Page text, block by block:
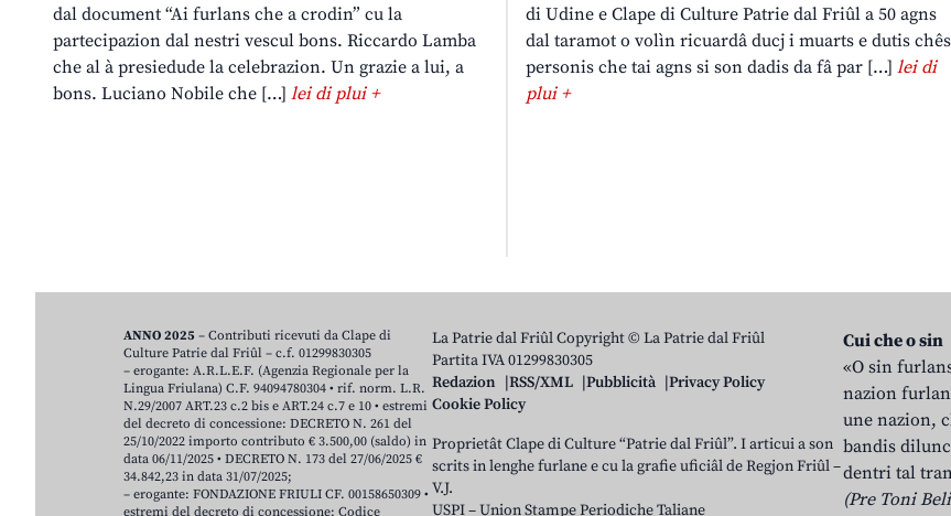
dal document “Ai furlans che a crodin” cu la
partecipazion dal nestri vescul bons. Riccardo Lamba
che al à presiedude la celebrazion. Un grazie a lui, a
bons. Luciano Nobile che […] lei di plui +
di Udine e Clape di Culture Patrie dal Friûl a 50 agns
dal taramot o volìn ricuardâ ducj i muarts e dutis chês
personis che tai agns si son dadis da fâ par […] lei di
plui +
La Patrie dal Friûl Copyright © La Patrie dal Friûl
Partita IVA 01299830305
Redazion
RSS/XML Pubblicità
Privacy Policy
Cookie Policy
Proprietât Clape di Culture “Patrie dal Friûl”. I articui a son
scrits in lenghe furlane e cu la grafie uficiâl de Regjon Friûl –
V.J.
USPI – Union Stampe Periodiche Taliane
Cui che o sin
«O sin
nazion
une nazion,
bandis
dentri tal
(Pre Toni
ANNO 2025 – Contributi ricevuti da Clape di
Culture Patrie dal Friûl – c.f. 01299830305
– erogante: A.R.L.E.F. (Agenzia Regionale per la
Lingua Friulana) C.F. 94094780304 • rif. norm. L.R.
N.29/2007 ART.23 c.2 bis e ART.24 c.7 e 10 • estremi
del decreto di concessione: DECRETO N. 261 del
25/10/2022 importo contributo € 3.500,00 (saldo) in
data 06/11/2025 • DECRETO N. 173 del 27/06/2025 €
34.842,23 in data 31/07/2025;
– erogante: FONDAZIONE FRIULI CF. 00158650309 •
estremi del decreto di concessione: Codice